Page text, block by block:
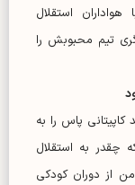
استقلال
تیم محبوبش را
پاس را به
چقدر به استقلال
از دوران کودکی